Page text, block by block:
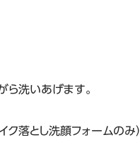
洗いあげます。
ク落とし洗顔フォームのみ）